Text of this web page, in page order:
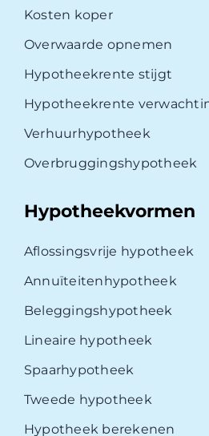
Kosten koper
Overwaarde opnemen
Hypotheekrente stijgt
Hypotheekrente
Verhuurhypotheek
Overbruggingshypotheek
Hypotheekvormen
Aflossingsvrije hypotheek
Annuïteitenhypotheek
Beleggingshypotheek
Lineaire hypotheek
Spaarhypotheek
Tweede hypotheek
Hypotheek berekenen